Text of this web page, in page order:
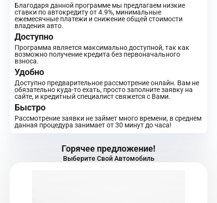
Благодаря данной программе мы предлагаем низкие
ставки по автокредиту от 4.9%, минимальные
ежемесячные платежи и снижение общей стоимости
владения авто.
Доступно
Программа является максимально доступной, так как
возможно получение кредита без первоначального
взноса.
Удобно
Доступно предварительное рассмотрение онлайн. Вам не
обязательно куда-то ехать, просто заполните заявку на
сайте, и кредитный специалист свяжется с Вами.
Быстро
Рассмотрение заявки не займет много времени, в среднем
данная процедура занимает от 30 минут до часа!
Горячее предложение!
Выберите Свой Автомобиль